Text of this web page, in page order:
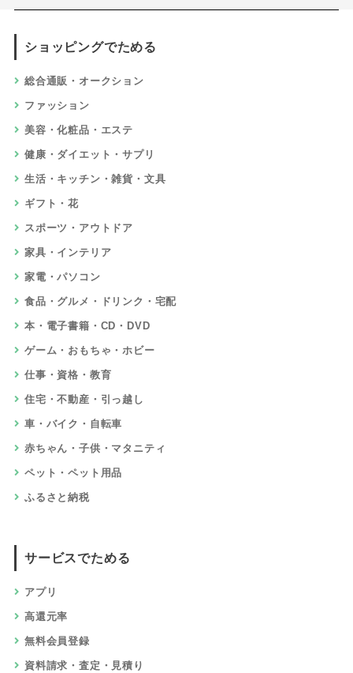
ショッピングでためる
総合通販・オークション
ファッション
美容・化粧品・エステ
健康・ダイエット・サプリ
生活・キッチン・雑貨・文具
ギフト・花
スポーツ・アウトドア
家具・インテリア
家電・パソコン
食品・グルメ・ドリンク・宅配
本・電子書籍・CD・DVD
ゲーム・おもちゃ・ホビー
仕事・資格・教育
住宅・不動産・引っ越し
車・バイク・自転車
赤ちゃん・子供・マタニティ
ペット・ペット用品
ふるさと納税
サービスでためる
アプリ
高還元率
無料会員登録
資料請求・査定・見積り